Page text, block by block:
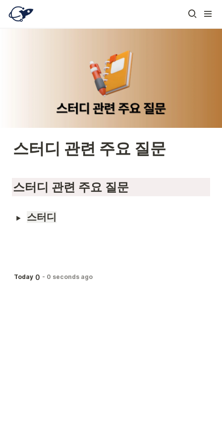
스터디 관련 주요 질문
스터디 관련 주요 질문
스터디
Today 0 - 0 seconds ago